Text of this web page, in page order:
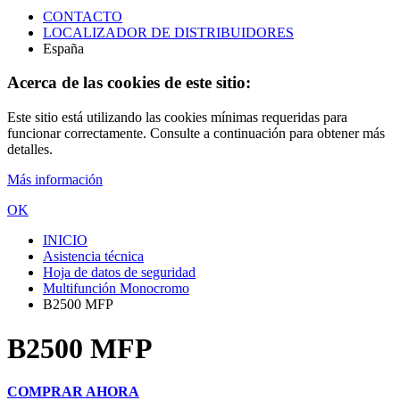
CONTACTO
LOCALIZADOR DE DISTRIBUIDORES
España
Acerca de las cookies de este sitio:
Este sitio está utilizando las cookies mínimas requeridas para
funcionar correctamente. Consulte a continuación para obtener más
detalles.
Más información
OK
INICIO
Asistencia técnica
Hoja de datos de seguridad
Multifunción Monocromo
B2500 MFP
B2500 MFP
COMPRAR AHORA